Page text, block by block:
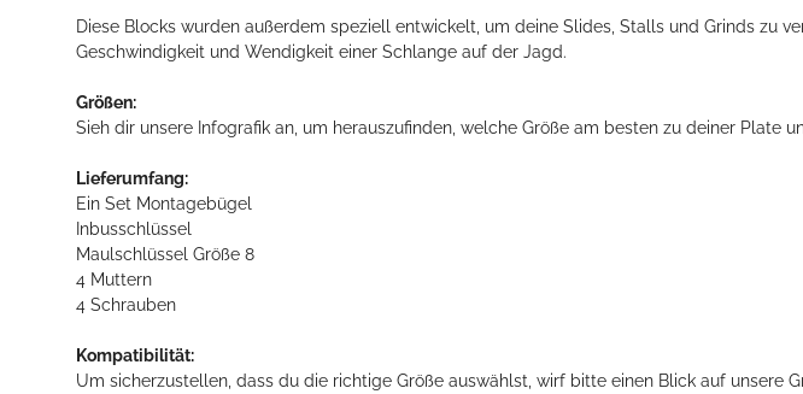
Diese Blocks wurden außerdem speziell entwickelt, um deine Slides, Stalls und Grinds
Geschwindigkeit und Wendigkeit einer Schlange auf der Jagd.
Größen:
Sieh dir unsere Infografik an, um herauszufinden, welche Größe am besten zu deiner Plate
Lieferumfang:
Ein Set Montagebügel
Inbusschlüssel
Maulschlüssel Größe 8
4 Muttern
4 Schrauben
Kompatibilität:
Um sicherzustellen, dass du die richtige Größe auswählst, wirf bitte einen Blick auf